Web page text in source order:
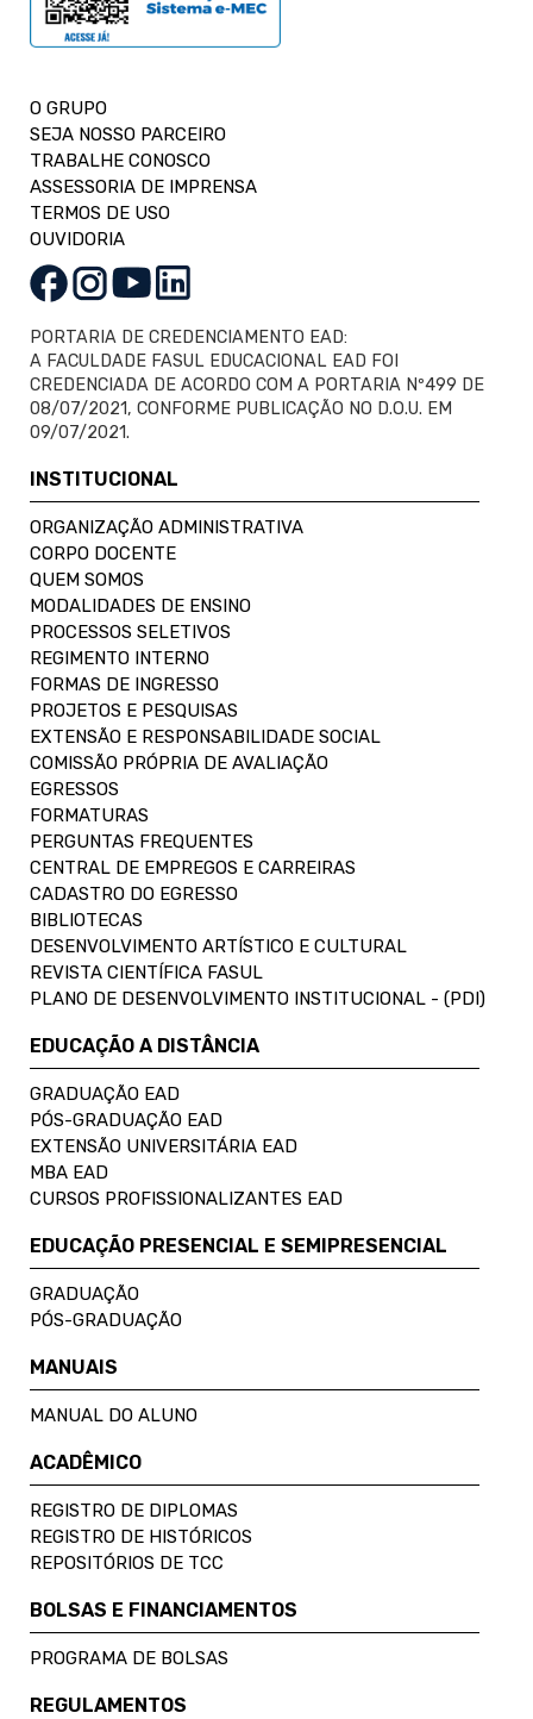
O GRUPO
SEJA NOSSO PARCEIRO
TRABALHE CONOSCO
ASSESSORIA DE IMPRENSA
TERMOS DE USO
OUVIDORIA
PORTARIA DE CREDENCIAMENTO EAD:
A FACULDADE FASUL EDUCACIONAL EAD FOI
CREDENCIADA DE ACORDO COM A PORTARIA Nº499 DE
08/07/2021, CONFORME PUBLICAÇÃO NO D.O.U. EM
09/07/2021.
INSTITUCIONAL
ORGANIZAÇÃO ADMINISTRATIVA
CORPO DOCENTE
QUEM SOMOS
MODALIDADES DE ENSINO
PROCESSOS SELETIVOS
REGIMENTO INTERNO
FORMAS DE INGRESSO
PROJETOS E PESQUISAS
EXTENSÃO E RESPONSABILIDADE SOCIAL
COMISSÃO PRÓPRIA DE AVALIAÇÃO
EGRESSOS
FORMATURAS
PERGUNTAS FREQUENTES
CENTRAL DE EMPREGOS E CARREIRAS
CADASTRO DO EGRESSO
BIBLIOTECAS
DESENVOLVIMENTO ARTÍSTICO E CULTURAL
REVISTA CIENTÍFICA FASUL
PLANO DE DESENVOLVIMENTO INSTITUCIONAL - (PDI)
EDUCAÇÃO A DISTÂNCIA
GRADUAÇÃO EAD
PÓS-GRADUAÇÃO EAD
EXTENSÃO UNIVERSITÁRIA EAD
MBA EAD
CURSOS PROFISSIONALIZANTES EAD
EDUCAÇÃO PRESENCIAL E SEMIPRESENCIAL
GRADUAÇÃO
PÓS-GRADUAÇÃO
MANUAIS
MANUAL DO ALUNO
ACADÊMICO
REGISTRO DE DIPLOMAS
REGISTRO DE HISTÓRICOS
REPOSITÓRIOS DE TCC
BOLSAS E FINANCIAMENTOS
PROGRAMA DE BOLSAS
REGULAMENTOS